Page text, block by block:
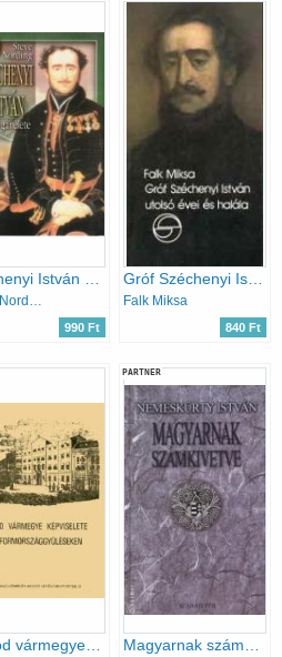
Steve Nording
990 Ft
Gróf Széchenyi István utolsó évei és halála (mérleg)
Falk Miksa
840 Ft
PARTNER